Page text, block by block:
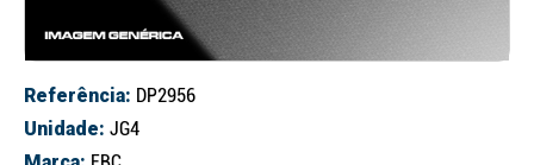
Referência: DP2956
Unidade: JG4